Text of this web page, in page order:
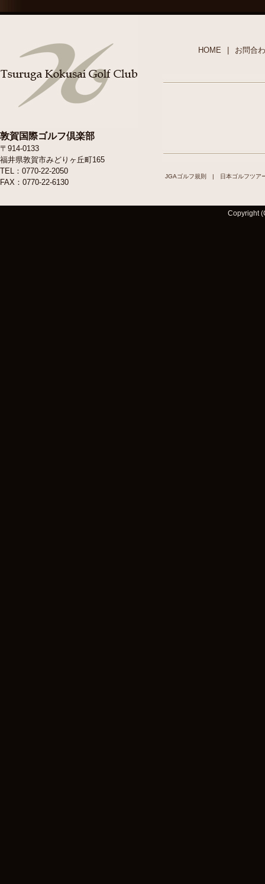
HOME お問合
JGAゴルフ規則 | 日本ゴルフツア
敦賀国際ゴルフ倶楽部
〒914-0133
福井県敦賀市みどりヶ丘町165
TEL：0770-22-2050
FAX：0770-22-6130
Copyright